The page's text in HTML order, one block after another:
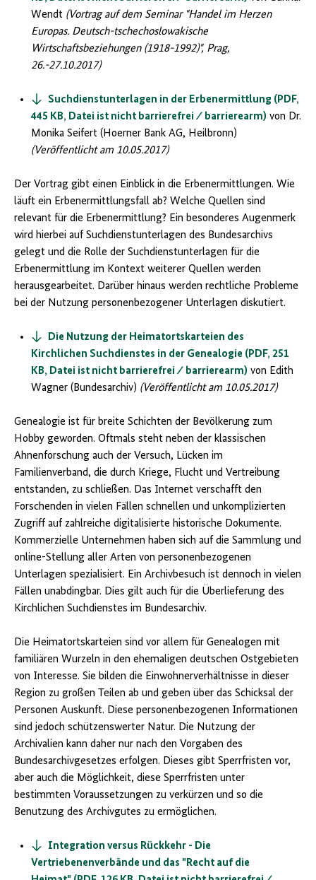
Wendt (Vortrag auf dem Seminar "Handel im Herzen
Europas. Deutsch-tschechoslowakische
Wirtschaftsbeziehungen (1918-1992)", Prag,
26.-27.10.2017)
Suchdienstunterlagen in der Erbenermittlung (PDF,
445 KB, Datei ist nicht barrierefrei ⁄ barrierearm) von Dr.
Monika Seifert (Hoerner Bank AG, Heilbronn)
(Veröffentlicht am 10.05.2017)
Der Vortrag gibt einen Einblick in die Erbenermittlungen. Wie
läuft ein Erbenermittlungsfall ab? Welche Quellen sind
relevant für die Erbenermittlung? Ein besonderes Augenmerk
wird hierbei auf Suchdienstunterlagen des Bundesarchivs
gelegt und die Rolle der Suchdienstunterlagen für die
Erbenermittlung im Kontext weiterer Quellen werden
herausgearbeitet. Darüber hinaus werden rechtliche Probleme
bei der Nutzung personenbezogener Unterlagen diskutiert.
Die Nutzung der Heimatortskarteien des
Kirchlichen Suchdienstes in der Genealogie (PDF, 251
KB, Datei ist nicht barrierefrei ⁄ barrierearm) von Edith
Wagner (Bundesarchiv) (Veröffentlicht am 10.05.2017)
Genealogie ist für breite Schichten der Bevölkerung zum
Hobby geworden. Oftmals steht neben der klassischen
Ahnenforschung auch der Versuch, Lücken im
Familienverband, die durch Kriege, Flucht und Vertreibung
entstanden, zu schließen. Das Internet verschafft den
Forschenden in vielen Fällen schnellen und unkomplizierten
Zugriff auf zahlreiche digitalisierte historische Dokumente.
Kommerzielle Unternehmen haben sich auf die Sammlung und
online-Stellung aller Arten von personenbezogenen
Unterlagen spezialisiert. Ein Archivbesuch ist dennoch in vielen
Fällen unabdingbar. Dies gilt auch für die Überlieferung des
Kirchlichen Suchdienstes im Bundesarchiv.
Die Heimatortskarteien sind vor allem für Genealogen mit
familiären Wurzeln in den ehemaligen deutschen Ostgebieten
von Interesse. Sie bilden die Einwohnerverhältnisse in dieser
Region zu großen Teilen ab und geben über das Schicksal der
Personen Auskunft. Diese personenbezogenen Informationen
sind jedoch schützenswerter Natur. Die Nutzung der
Archivalien kann daher nur nach den Vorgaben des
Bundesarchivgesetzes erfolgen. Dieses gibt Sperrfristen vor,
aber auch die Möglichkeit, diese Sperrfristen unter
bestimmten Voraussetzungen zu verkürzen und so die
Benutzung des Archivgutes zu ermöglichen.
Integration versus Rückkehr - Die
Vertriebenenverbände und das "Recht auf die